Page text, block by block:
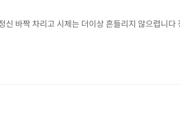
바짝 차리고 시제는 더이상 흔들리지 않으렵니